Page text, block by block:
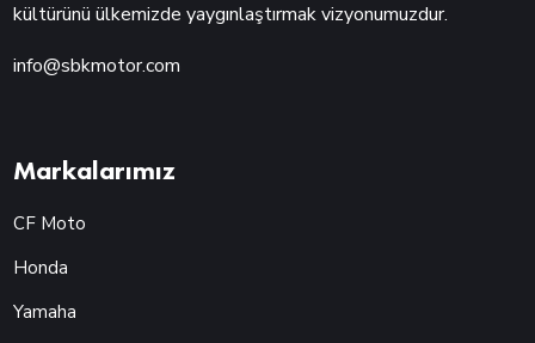
kültürünü ülkemizde yaygınlaştırmak vizyonumuzdur.
info@sbkmotor.com
Markalarımız
CF Moto
Honda
Yamaha